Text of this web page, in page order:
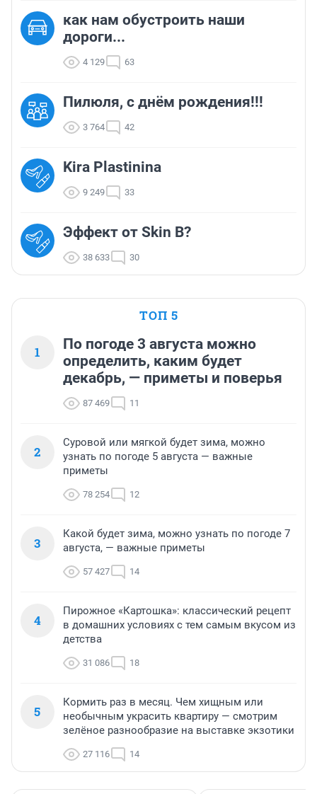
как нам обустроить наши
дороги...
4 129 63
Пилюля, с днём рождения!!!
3 764 42
Kira Plastinina
9 249 33
Эффект от Skin B?
38 633 30
ТОП 5
1
По погоде 3 августа можно
определить, каким будет
декабрь, — приметы и поверья
87 469 11
2
Суровой или мягкой будет зима, можно
узнать по погоде 5 августа — важные
приметы
78 254 12
3
Какой будет зима, можно узнать по погоде 7
августа, — важные приметы
57 427 14
4
Пирожное «Картошка»: классический рецепт
в домашних условиях с тем самым вкусом из
детства
31 086 18
5
Кормить раз в месяц. Чем хищным или
необычным украсить квартиру — смотрим
зелёное разнообразие на выставке экзотики
27 116 14